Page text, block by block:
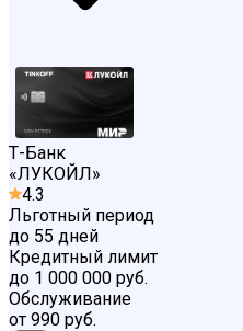
Т-Банк
«ЛУКОЙЛ»
4.3
Льготный период
до 55 дней
Кредитный лимит
до 1 000 000 руб.
Обслуживание
от 990 руб.